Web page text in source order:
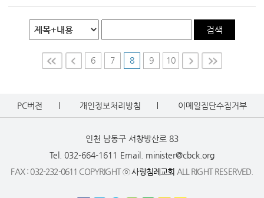
검색
6 7 8 9
10
PC버전 개인정보처리방침 이메일집단수집거부
인천 남동구 서창방산로 83
Tel. 032-664-1611 Email. minister@cbck.org
FAX : 032-232-0611 COPYRIGHT ⓒ사랑침례교회 ALL RIGHT RESERVED.